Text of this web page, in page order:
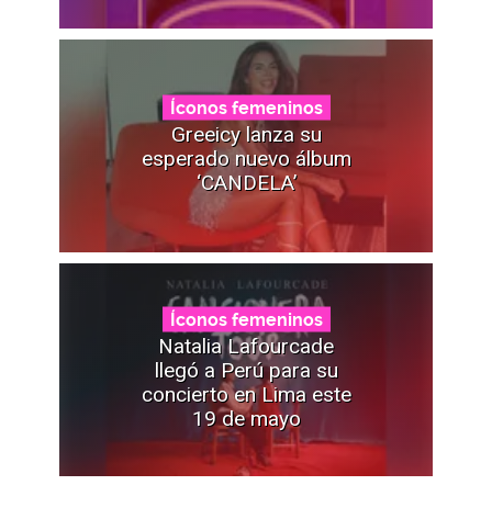
Íconos femeninos
Greeicy lanza su
esperado nuevo álbum
‘CANDELA’
Íconos femeninos
Natalia Lafourcade
llegó a Perú para su
concierto en Lima este
19 de mayo